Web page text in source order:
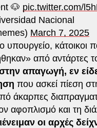
🐶 pic.twitter.com/
Nacional
March 7, 2025
κάτοικοι
από αντάρτες
απαγωγή, εν
που ασκεί πίεση
άκαρπες
αφοπλισμό και τη
οι αρχές